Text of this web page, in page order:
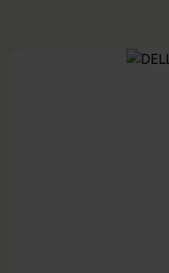
Ignorer la galerie d'images